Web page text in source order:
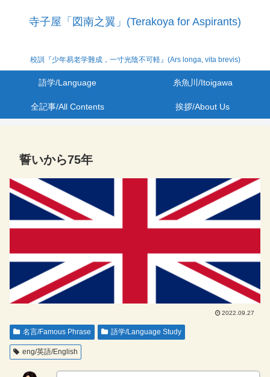
寺子屋「図南之翼」(Terakoya for Aspirants)
校訓『少年易老学難成，一寸光陰不可軽』(Ars longa, vita brevis)
語学/Language 糸魚川/Itoigawa
全記事/All Contents 挨拶/About Us
誓いから75年
2022.09.27
名言/Famous Phrase 語学/Language Study
eng/英語/English